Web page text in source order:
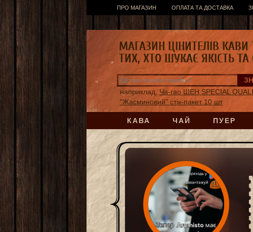
ПРО МАГАЗИН ОПЛАТА ТА ДОСТАВКА
КАВА ЧАЙ ПУЕР
наприклад, Ча-гао ШЕН SPECIAL
"Жасминовий" стік-пакет 10 шт
МАГАЗИН ЦІНИТЕЛІВ
ТИХ, ХТО ШУКАЄ ЯКІСТЬ